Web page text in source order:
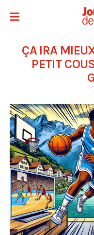
ÇA IRA
PETIT